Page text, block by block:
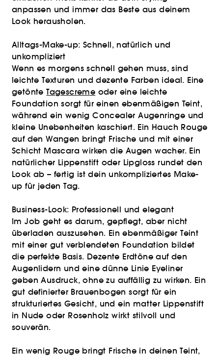
anpassen und immer das Beste aus deinem
Look herausholen.
Alltags-Make-up: Schnell, natürlich und
unkompliziert
Wenn es morgens schnell gehen muss, sind
leichte Texturen und dezente Farben ideal. Eine
getönteTagescreme oder eine leichte
Foundation sorgt für einen ebenmäßigen Teint,
während ein wenig Concealer Augenringe und
kleine Unebenheiten kaschiert. Ein Hauch Rouge
auf den Wangen bringt Frische und mit einer
Schicht Mascara wirken die Augen wacher. Ein
natürlicher Lippenstift oder Lipgloss rundet den
Look ab – fertig ist dein unkompliziertes Make-
up für jeden Tag.
Business-Look: Professionell und elegant
Im Job geht es darum, gepflegt, aber nicht
überladen auszusehen. Ein ebenmäßiger Teint
mit einer gut verblendeten Foundation bildet
die perfekte Basis. Dezente Erdtöne auf den
Augenlidern und eine dünne Linie Eyeliner
geben Ausdruck, ohne zu auffällig zu wirken. Ein
gut definierter Brauenbogen sorgt für ein
strukturiertes Gesicht, und ein matter Lippenstift
in Nude oder Rosenholz wirkt stilvoll und
souverän.
Ein wenig Rouge bringt Frische in deinen Teint,